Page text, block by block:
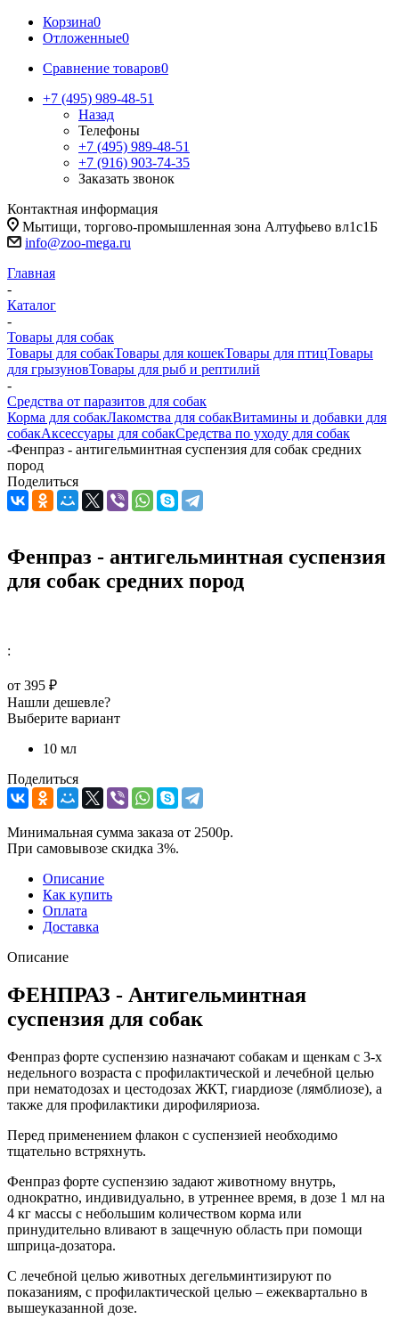
Корзина0
Отложенные0
Сравнение товаров0
+7 (495) 989-48-51
Назад
Телефоны
+7 (495) 989-48-51
+7 (916) 903-74-35
Заказать звонок
Контактная информация
Мытищи, торгово-промышленная зона Алтуфьево вл1с1Б
info@zoo-mega.ru
Главная
-
Каталог
-
Товары для собак
Товары для собакТовары для кошекТовары для птицТовары
для грызуновТовары для рыб и рептилий
-
Средства от паразитов для собак
Корма для собакЛакомства для собакВитамины и добавки для
собакАксессуары для собакСредства по уходу для собак
-Фенпраз - антигельминтная суспензия для собак средних
пород
Поделиться
Фенпраз - антигельминтная суспензия
для собак средних пород
:
от 395 ₽
Нашли дешевле?
Выберите вариант
10 мл
Поделиться
Минимальная сумма заказа от 2500р.
При самовывозе скидка 3%.
Описание
Как купить
Оплата
Доставка
Описание
ФЕНПРАЗ - Антигельминтная
суспензия для собак
Фенпраз форте суспензию назначают собакам и щенкам с 3-х
недельного возраста с профилактической и лечебной целью
при нематодозах и цестодозах ЖКТ, гиардиозе (лямблиозе), а
также для профилактики дирофиляриоза.
Перед применением флакон с суспензией необходимо
тщательно встряхнуть.
Фенпраз форте суспензию задают животному внутрь,
однократно, индивидуально, в утреннее время, в дозе 1 мл на
4 кг массы с небольшим количеством корма или
принудительно вливают в защечную область при помощи
шприца-дозатора.
С лечебной целью животных дегельминтизируют по
показаниям, с профилактической целью – ежеквартально в
вышеуказанной дозе.